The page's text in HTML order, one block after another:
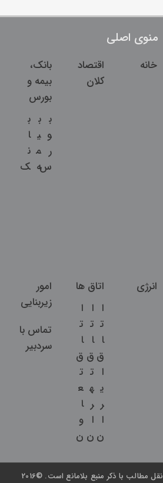
منوی اصلی
خانه
اقتصاد
کلان
بانک،
بیمه و
بورس
ب
و
ر
س
ب
ی
م
ه
ب
ا
ن
ک
انرژی
اتاق ها
ا
ت
ا
ق
ا
ی
ر
ا
ن
ا
ت
ا
ق
ت
ه
ر
ا
ن
ا
ت
ا
ق
ت
ع
ا
و
ن
امور
زیربنایی
تماس با
سردبیر
نقل مطالب با ذکر منبع بلامانع است. ©2016